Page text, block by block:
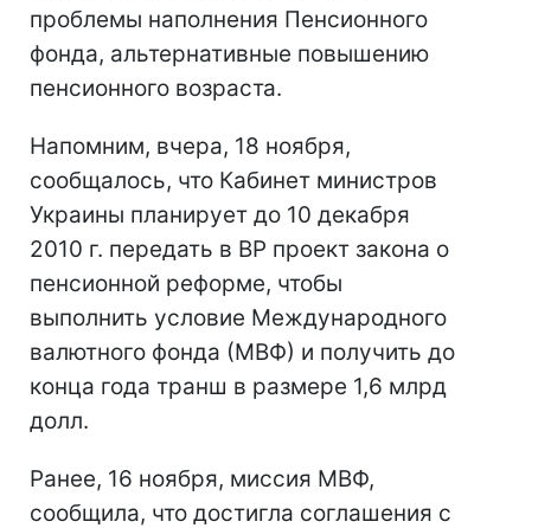
проблемы наполнения Пенсионного
фонда, альтернативные повышению
пенсионного возраста.
Напомним, вчера, 18 ноября,
сообщалось, что Кабинет министров
Украины планирует до 10 декабря
2010 г. передать в ВР проект закона о
пенсионной реформе, чтобы
выполнить условие Международного
валютного фонда (МВФ) и получить до
конца года транш в размере 1,6 млрд
долл.
Ранее, 16 ноября, миссия МВФ,
сообщила, что достигла соглашения с